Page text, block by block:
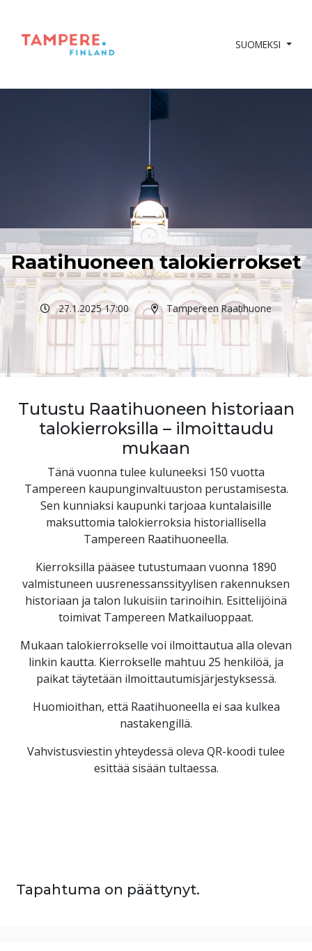
SUOMEKSI
Raatihuoneen talokierrokset
27.1.2025 17:00 Tampereen Raatihuone
Tutustu Raatihuoneen historiaan
talokierroksilla – ilmoittaudu
mukaan
Tänä vuonna tulee kuluneeksi 150 vuotta
Tampereen kaupunginvaltuuston perustamisesta.
Sen kunniaksi kaupunki tarjoaa kuntalaisille
maksuttomia talokierroksia historiallisella
Tampereen Raatihuoneella.
Kierroksilla pääsee tutustumaan vuonna 1890
valmistuneen uusrenessanssityylisen rakennuksen
historiaan ja talon lukuisiin tarinoihin. Esittelijöinä
toimivat Tampereen Matkailuoppaat.
Mukaan talokierrokselle voi ilmoittautua alla olevan
linkin kautta. Kierrokselle mahtuu 25 henkilöä, ja
paikat täytetään ilmoittautumisjärjestyksessä.
Huomioithan, että Raatihuoneella ei saa kulkea
nastakengillä.
Vahvistusviestin yhteydessä oleva QR-koodi tulee
esittää sisään tultaessa.
Tapahtuma on päättynyt.